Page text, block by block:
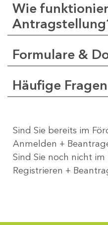
Wie
Formulare &
Häufige Fragen
Sind Sie bereits im
Anmelden +
Sind Sie noch nicht
Registrieren +